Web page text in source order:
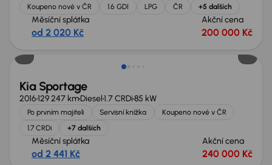
Koupeno nové v ČR 1.6 GDI LPG ČR +5 dalších
Měsíční splátka
od 2 020 Kč
Akční cena
200 000 Kč
Kia Sportage
2016129 247 kmDiesel1.7 CRDi85 kW
Po prvním majiteli Servisní knížka
Koupeno nové v ČR
1.7 CRDi
+7 dalších
Měsíční splátka
od 2 441 Kč
Akční cena
240 000 Kč